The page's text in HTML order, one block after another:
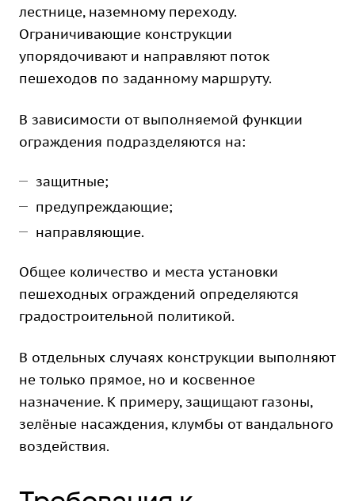
лестнице, наземному переходу.
Ограничивающие конструкции
упорядочивают и направляют поток
пешеходов по заданному маршруту.
В зависимости от выполняемой функции
ограждения подразделяются на:
защитные;
предупреждающие;
направляющие.
Общее количество и места установки
пешеходных ограждений определяются
градостроительной политикой.
В отдельных случаях конструкции выполняют
не только прямое, но и косвенное
назначение. К примеру, защищают газоны,
зелёные насаждения, клумбы от вандального
воздействия.